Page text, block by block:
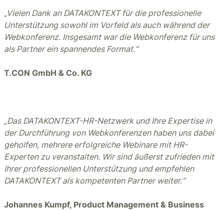
„Vielen Dank an DATAKONTEXT für die professionelle
Unterstützung sowohl im Vorfeld als auch während der
Webkonferenz. Insgesamt war die Webkonferenz für uns
als Partner ein spannendes Format.“
T.CON GmbH & Co. KG
„Das DATAKONTEXT-HR-Netzwerk und Ihre Expertise in
der Durchführung von Webkonferenzen haben uns dabei
geholfen, mehrere erfolgreiche Webinare mit HR-
Experten zu veranstalten. Wir sind äußerst zufrieden mit
Ihrer professionellen Unterstützung und empfehlen
DATAKONTEXT als kompetenten Partner weiter.“
Johannes Kumpf, Product Management & Business